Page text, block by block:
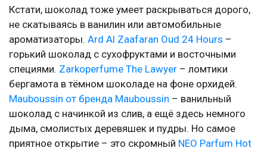
Кстати, шоколад тоже умеет раскрываться дорого,
не скатываясь в ванилин или автомобильные
ароматизаторы. Ard Al Zaafaran Oud 24 Hours –
горький шоколад с сухофруктами и восточными
специями. Zarkoperfume The Lawyer – ломтики
бергамота в тёмном шоколаде на фоне орхидей.
Mauboussin от бренда Mauboussin – ванильный
шоколад с начинкой из слив, а ещё здесь немного
дыма, смолистых деревяшек и пудры. Но самое
приятное открытие – это скромный NEO Parfum Hot